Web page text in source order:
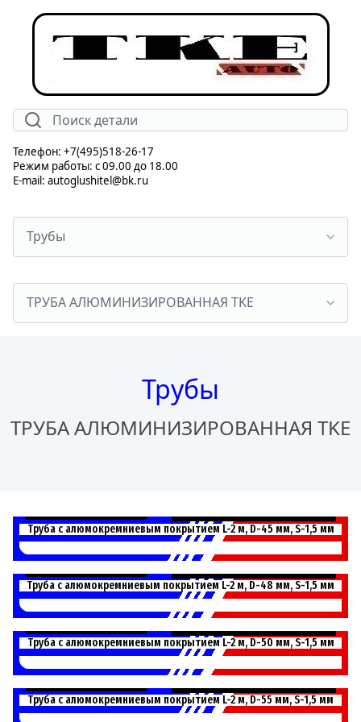
Телефон: +7(495)518-26-17
Режим работы: с 09.00 до 18.00
E-mail: autoglushitel@bk.ru
Трубы
ТРУБА АЛЮМИНИЗИРОВАННАЯ TKE
Трубы
ТРУБА АЛЮМИНИЗИРОВАННАЯ TKE
452000
Труба с алюмокремниевым покрытием L-2 м, D-45 мм, S-1,5 мм
482000
Труба с алюмокремниевым покрытием L-2 м, D-48 мм, S-1,5 мм
502000
Труба с алюмокремниевым покрытием L-2 м, D-50 мм, S-1,5 мм
552000
Труба с алюмокремниевым покрытием L-2 м, D-55 мм, S-1,5 мм